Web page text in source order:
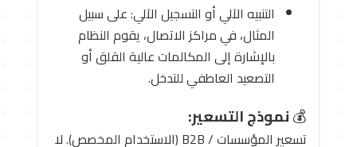
التنبيه الآلي أو التسجيل الآلي: على سبيل
المثال، في مراكز الاتصال، يقوم النظام
بالإشارة إلى المكالمات عالية القلق أو
التصعيد العاطفي للتدخل.
💰نموذج التسعير:
تسعير المؤسسات / B2B (الاستخدام المخصص). لا